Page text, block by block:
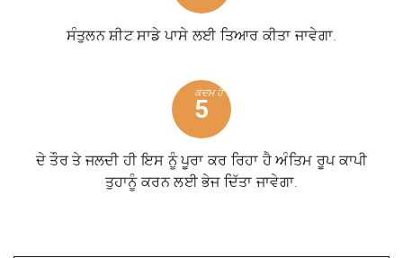
ਸੰਤੁਲਨ ਸ਼ੀਟ ਸਾਡੇ ਪਾਸੇ ਲਈ ਤਿਆਰ ਕੀਤਾ ਜਾਵੇਗਾ.
ਕਦਮ ਹੈ
5
ਦੇ ਤੌਰ ਤੇ ਜਲਦੀ ਹੀ ਇਸ ਨੂੰ ਪੂਰਾ ਕਰ ਰਿਹਾ ਹੈ ਅੰਤਿਮ ਰੂਪ ਕਾਪੀ
ਤੁਹਾਨੂੰ ਕਰਨ ਲਈ ਭੇਜ ਦਿੱਤਾ ਜਾਵੇਗਾ.